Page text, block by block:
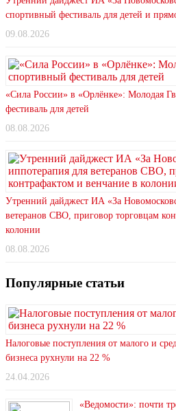
спортивный фестиваль для детей и
09.08.2026
«Сила России» в «Орлёнке»: Молодая
фестиваль для детей
08.08.2026
Утренний дайджест ИА «За
ветеранов СВО, приговор торговцам
колонии
08.08.2026
Популярные статьи
Налоговые поступления от малого и
бизнеса рухнули на 22 %
24.04.2026
«Ведомости»: почти